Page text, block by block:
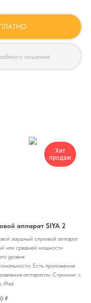
ношения
Хит
продаж
аппарат SIYA 2
заушный слуховой аппарат
или средней мощности
уровня
Есть приложение
аппаратом. Стриминг с
iPad.
₽